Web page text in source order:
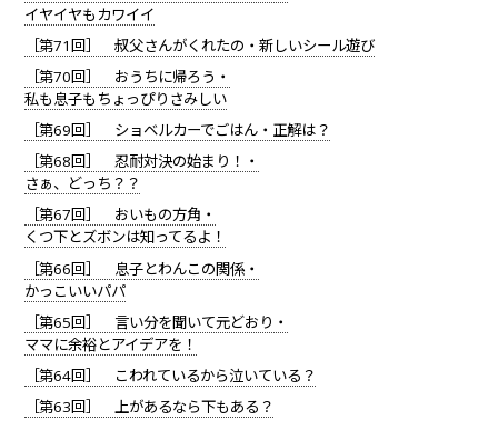
イヤイヤもカワイイ
［第71回］ 叔父さんがくれたの・新しいシール遊び
［第70回］ おうちに帰ろう・
私も息子もちょっぴりさみしい
［第69回］ ショベルカーでごはん・正解は？
［第68回］ 忍耐対決の始まり！・
さぁ、どっち？？
［第67回］ おいもの方角・
くつ下とズボンは知ってるよ！
［第66回］ 息子とわんこの関係・
かっこいいパパ
［第65回］ 言い分を聞いて元どおり・
ママに余裕とアイデアを！
［第64回］ こわれているから泣いている？
［第63回］ 上があるなら下もある？